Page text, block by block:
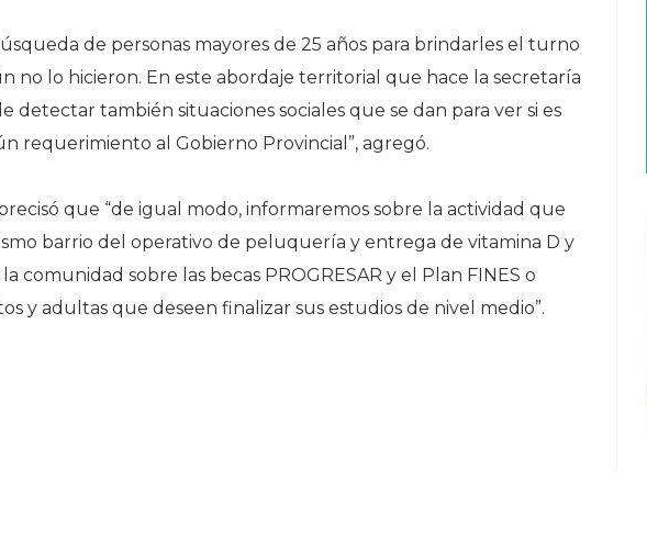
de personas mayores de 25 años para brindarles el turno
no lo hicieron. En este abordaje territorial que hace la secretaría
detectar también situaciones sociales que se dan para ver si es
requerimiento al Gobierno Provincial”, agregó.
que “de igual modo, informaremos sobre la actividad que
barrio del operativo de peluquería y entrega de vitamina D y
comunidad sobre las becas PROGRESAR y el Plan FINES o
y adultas que deseen finalizar sus estudios de nivel medio”.